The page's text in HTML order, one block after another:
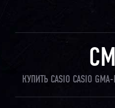
КУПИТЬ CASIO CASIO